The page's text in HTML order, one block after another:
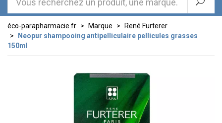
éco-parapharmacie.fr Marque
René Furterer
Neopur shampooing antipelliculaire pellicules grasses
150ml